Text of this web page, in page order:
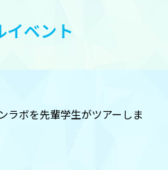
イベント
ラボを先輩学生がツアーしま